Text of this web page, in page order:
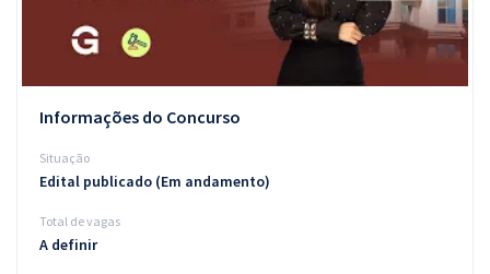
Atendimento
Informações do Concurso
Situação
Edital publicado (Em andamento)
Total de vagas
A definir